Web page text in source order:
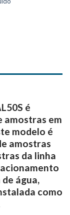
é
amostras em
modelo é
amostras
da linha
água,
como